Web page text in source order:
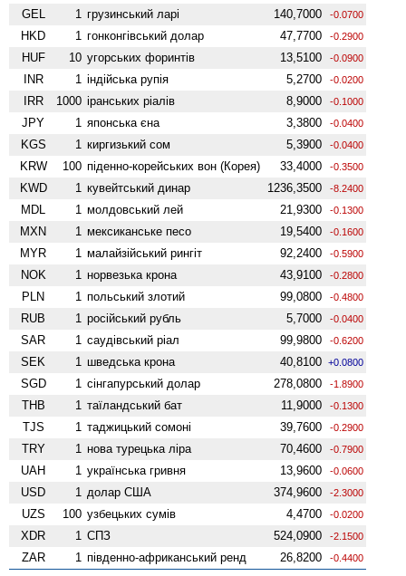
GEL 1 грузинський ларі 140,7000 -0.0700
HKD 1 гонконгівський долар 47,7700 -0.2900
HUF 10 угорських форинтів 13,5100 -0.0900
INR 1 індійська рупія 5,2700 -0.0200
IRR 1000 іранських ріалів 8,9000 -0.1000
JPY 1 японська єна 3,3800 -0.0400
KGS 1 киргизький сом 5,3900 -0.0400
KRW 100 піденно-корейських вон (Корея) 33,4000 -0.3500
KWD 1 кувейтський динар 1236,3500 -8.2400
MDL 1 молдовський лей 21,9300 -0.1300
MXN 1 мексиканське песо 19,5400 -0.1600
MYR 1 малайзійський рингіт 92,2400 -0.5900
NOK 1 норвезька крона 43,9100 -0.2800
PLN 1 польський злотий 99,0800 -0.4800
RUB 1 російський рубль 5,7000 -0.0400
SAR 1 саудівський ріал 99,9800 -0.6200
SEK 1 шведська крона 40,8100 +0.0800
SGD 1 сінгапурський долар 278,0800 -1.8900
THB 1 таїландський бат 11,9000 -0.1300
TJS 1 таджицький сомоні 39,7600 -0.2900
TRY 1 нова турецька ліра 70,4600 -0.7900
UAH 1 українська гривня 13,9600 -0.0600
USD 1 долар США 374,9600 -2.3000
UZS 100 узбецьких сумів 4,4700 -0.0200
XDR 1 СПЗ 524,0900 -2.1500
ZAR 1 південно-африканський ренд 26,8200 -0.4400